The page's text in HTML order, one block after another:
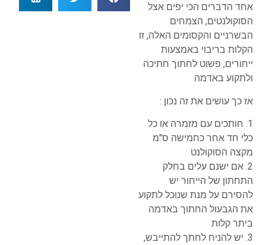
אחד הדברים הכי יפים אצל
הסוקולנטים, הצמחים
הבשרניים והקסומים האלה, זו
הקלות בריבוי באמצעות
ייחורים, פשוט לחתוך חתיכה
ולתקוע באדמה
אז כך עושים את זה נכון :
1. חותכים עם מזמרה או כל
כלי חד אחר כחמישה ס"מ
מקצה הסוקולנט
2. אם ישנם עלים בחלק
התחתון של הייחור יש
להסירם על מנת שנוכל לתקוע
את הגבעול החתוך באדמה
ביתר קלות
3. יש להניח לחתך להתייבש,